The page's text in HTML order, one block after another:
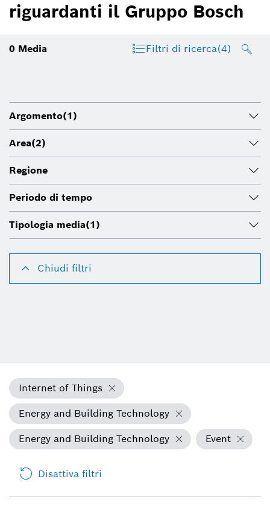
riguardanti il Gruppo Bosch
0 Media Filtri di ricerca(4)
Argomento(1)
Area(2)
Regione
Periodo di tempo
Tipologia media(1)
Chiudi filtri
Internet of Things
Energy and Building Technology
Energy and Building Technology
Event
Disattiva filtri